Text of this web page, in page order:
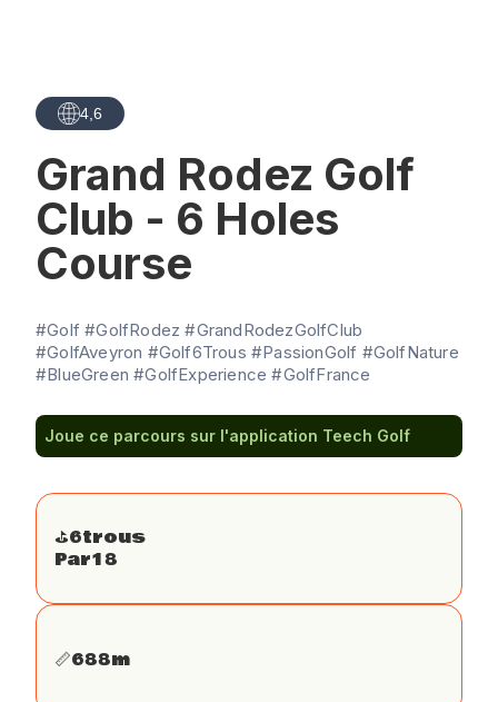
4,6
Grand Rodez Golf
Club - 6 Holes
Course
#Golf #GolfRodez #GrandRodezGolfClub
#GolfAveyron #Golf6Trous #PassionGolf #GolfNature
#BlueGreen #GolfExperience #GolfFrance
Joue ce parcours sur l'application Teech Golf
⛳️6trous
Par18
📏688m